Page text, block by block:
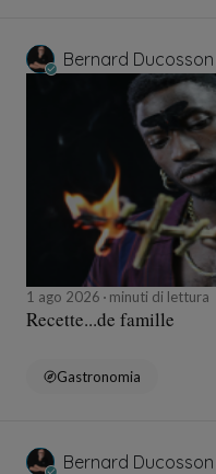
Bernard Ducosson
1 ago 2026 minuti di lettura
Recette...de famille
Gastronomia
Bernard Ducosson